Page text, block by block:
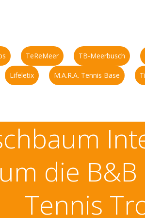
TeReMeer TB-Meerbusch
Lifeletix M.A.R.A. Tennis Base
um die
Tennis